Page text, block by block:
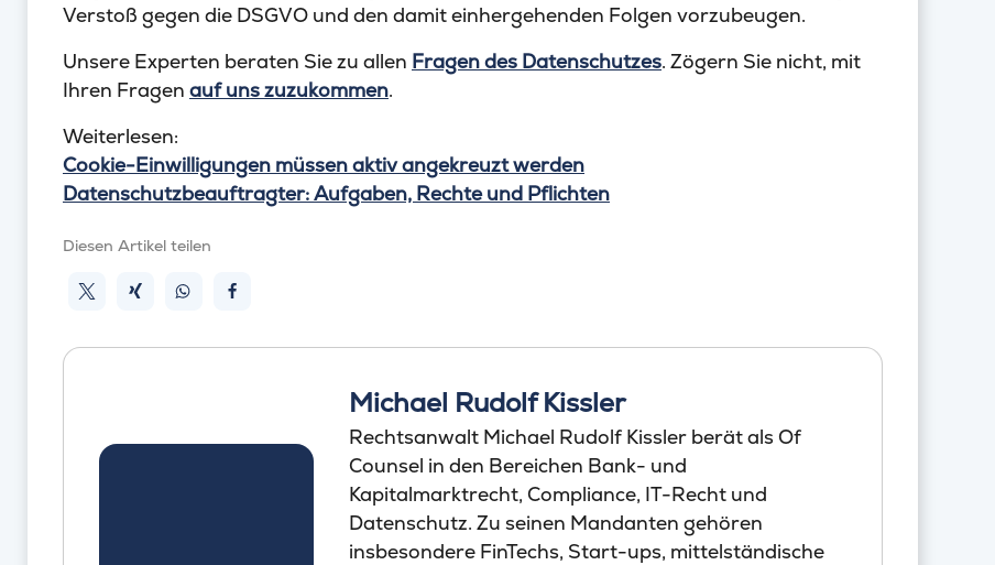
Verstoß gegen die DSGVO und den damit einhergehenden Folgen vorzubeugen.
Unsere Experten beraten Sie zu allen Fragen des Datenschutzes. Zögern Sie nicht, mit
Ihren Fragen auf uns zuzukommen.
Weiterlesen:
Cookie-Einwilligungen müssen aktiv angekreuzt werden
Datenschutzbeauftragter: Aufgaben, Rechte und Pflichten
Diesen Artikel teilen
Michael Rudolf Kissler
Rechtsanwalt Michael Rudolf Kissler berät als Of
Counsel in den Bereichen Bank- und
Kapitalmarktrecht, Compliance, IT-Recht und
Datenschutz. Zu seinen Mandanten gehören
insbesondere FinTechs, Start-ups, mittelständische